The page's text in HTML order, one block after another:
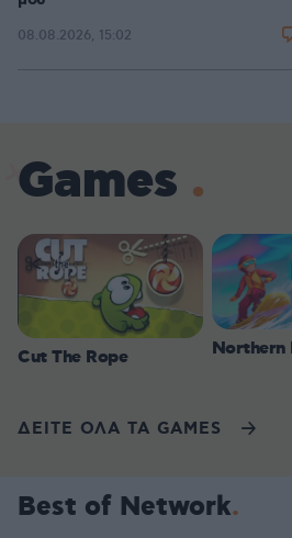
08.08.2026, 15:02
Games
Cut The Rope Northern
ΔΕΙΤΕ ΟΛΑ ΤΑ GAMES
Best of Network